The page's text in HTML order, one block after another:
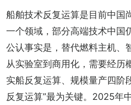
船舶技术反复运算是目前中国
一个领域，部分高端技术中国
公认事实是，替代燃料主机、
从实验室到商用化，需要经历
实船反复运算、规模量产四阶
反复运算”最为关键。2025年